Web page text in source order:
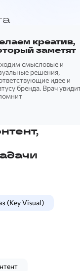
креатив,
заметят
смысловые и
решения,
идее и
бренда. Врач
(Key Visual)